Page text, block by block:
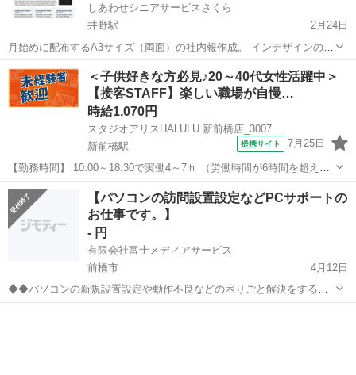
しあわせシニアサービスさくら
井野駅
2月24日
月始めに配布するA3サイズ（両面）の社内報作成。 インデザインの雛
形がありますので、記事と案はPDFで提示します。 文字組、レイアウ
ト、画像処理の出来る方。 何回か修正出来る方を希望します。 代表作
品の添付をお願い致...
群馬 高崎市 井野駅 その他
＜子供好きな方必見♪20～40代女性活躍中＞
【接客STAFF】楽しい職場が自慢…
時給1,070円
スタジオアリスHALULU 新前橋店_3007
新前橋駅
提携サイト 7月25日
【勤務時間】 10:00～18:30で実働4～7ｈ （労働時間が6時間を超えた
場合の休憩時間は法定通り） ◆土日含む週2日～・1日4ｈ～OK ◎残業
なし ◆シフトは毎月15日頃までに翌1ヵ月の 勤務不可日をスマホで
申告♪...
群馬 新前橋駅 その他
【パソコンの訪問設置設定などPCサポートの
お仕事です。】
- 円
有限会社富士メディアサービス
前橋市
4月12日
◆◆パソコンの新規設置設定や動作不良などの困りごと解決をするお
仕事です◆◆ ご覧いただき、ありがとうございます。 パソコンのご購